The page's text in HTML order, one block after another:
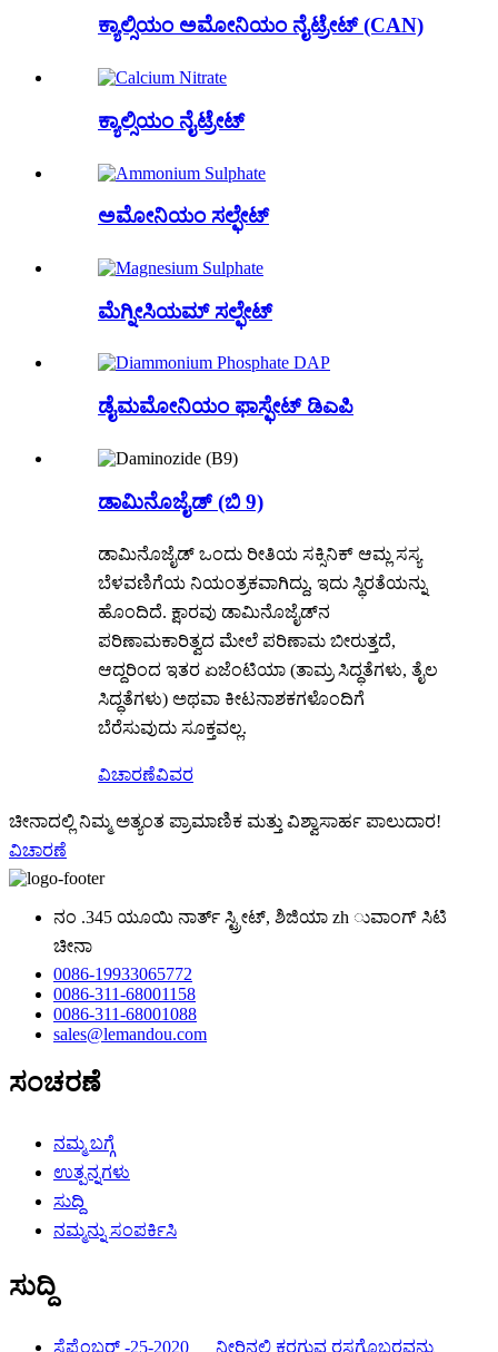
ಕ್ಯಾಲ್ಸಿಯಂ ಅಮೋನಿಯಂ ನೈಟ್ರೇಟ್ (CAN)
ಕ್ಯಾಲ್ಸಿಯಂ ನೈಟ್ರೇಟ್
ಅಮೋನಿಯಂ ಸಲ್ಫೇಟ್
ಮೆಗ್ನೀಸಿಯಮ್ ಸಲ್ಫೇಟ್
ಡೈಮಮೋನಿಯಂ ಫಾಸ್ಫೇಟ್ ಡಿಎಪಿ
ಡಾಮಿನೊಜೈಡ್ (ಬಿ 9)
ಡಾಮಿನೊಜೈಡ್ ಒಂದು ರೀತಿಯ ಸಕ್ಸಿನಿಕ್ ಆಮ್ಲ ಸಸ್ಯ
ಬೆಳವಣಿಗೆಯ ನಿಯಂತ್ರಕವಾಗಿದ್ದು, ಇದು ಸ್ಥಿರತೆಯನ್ನು
ಹೊಂದಿದೆ. ಕ್ಷಾರವು ಡಾಮಿನೊಜೈಡ್‌ನ
ಪರಿಣಾಮಕಾರಿತ್ವದ ಮೇಲೆ ಪರಿಣಾಮ ಬೀರುತ್ತದೆ,
ಆದ್ದರಿಂದ ಇತರ ಏಜೆಂಟಿಯಾ (ತಾಮ್ರ ಸಿದ್ಧತೆಗಳು, ತೈಲ
ಸಿದ್ಧತೆಗಳು) ಅಥವಾ ಕೀಟನಾಶಕಗಳೊಂದಿಗೆ
ಬೆರೆಸುವುದು ಸೂಕ್ತವಲ್ಲ.
ವಿಚಾರಣೆವಿವರ
ಚೀನಾದಲ್ಲಿ ನಿಮ್ಮ ಅತ್ಯಂತ ಪ್ರಾಮಾಣಿಕ ಮತ್ತು ವಿಶ್ವಾಸಾರ್ಹ ಪಾಲುದಾರ!
ವಿಚಾರಣೆ
ನಂ .345 ಯೂಯಿ ನಾರ್ತ್ ಸ್ಟ್ರೀಟ್, ಶಿಜಿಯಾ zh ುವಾಂಗ್ ಸಿಟಿ
ಚೀನಾ
0086-19933065772
0086-311-68001158
0086-311-68001088
sales@lemandou.com
ಸಂಚರಣೆ
ನಮ್ಮ ಬಗ್ಗೆ
ಉತ್ಪನ್ನಗಳು
ಸುದ್ದಿ
ನಮ್ಮನ್ನು ಸಂಪರ್ಕಿಸಿ
ಸುದ್ದಿ
ಸೆಪ್ಟೆಂಬರ್ -25-2020 ನೀರಿನಲ್ಲಿ ಕರಗುವ ರಸಗೊಬ್ಬರವನ್ನು